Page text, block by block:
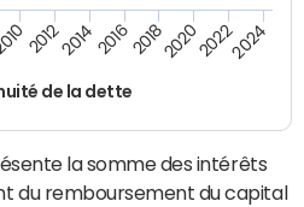
de la dette
2012201420162018202020222024
la somme des intérêts
du remboursement du capital